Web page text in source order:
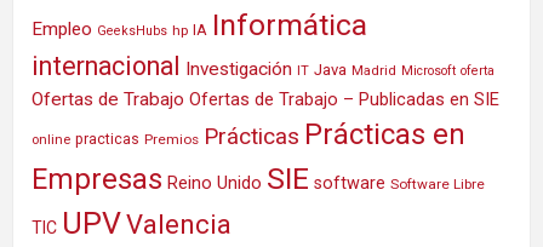
Empleo GeeksHubs hp IA Informática
internacional Investigación IT Java Madrid Microsoft oferta
Ofertas de Trabajo Ofertas de Trabajo – Publicadas en SIE
online practicas Premios Prácticas Prácticas en
Empresas Reino Unido SIE software Software Libre
TIC UPVValencia